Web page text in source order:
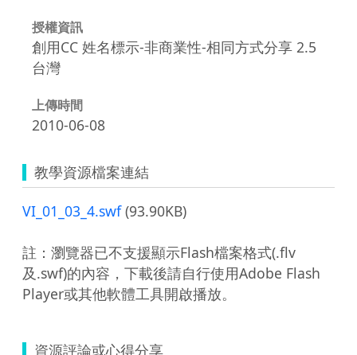
授權資訊
創用CC 姓名標示-非商業性-相同方式分享 2.5
台灣
上傳時間
2010-06-08
教學資源檔案連結
VI_01_03_4.swf(93.90KB)
註：瀏覽器已不支援顯示Flash檔案格式(.flv
及.swf)的內容，下載後請自行使用Adobe Flash
Player或其他軟體工具開啟播放。
資源評論或心得分享